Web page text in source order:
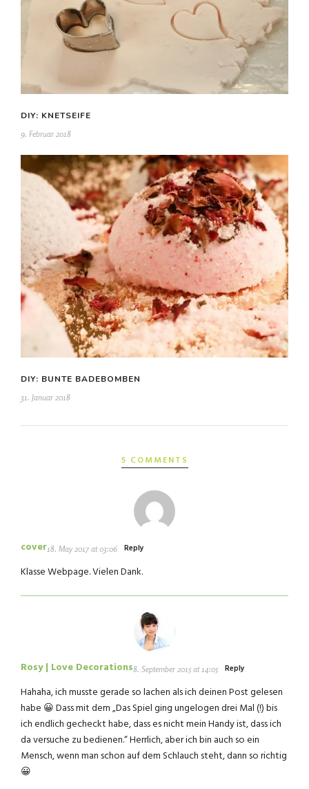
DIY: KNETSEIFE
9. Februar 2018
DIY: BUNTE BADEBOMBEN
31. Januar 2018
5 COMMENTS
cover18. May 2017 at 03:06 Reply
Klasse Webpage. Vielen Dank.
Rosy | Love Decorations8. September 2015 at 14:05 Reply
Hahaha, ich musste gerade so lachen als ich deinen Post gelesen
habe 😀 Dass mit dem „Das Spiel ging ungelogen drei Mal (!) bis
ich endlich gecheckt habe, dass es nicht mein Handy ist, dass ich
da versuche zu bedienen.“ Herrlich, aber ich bin auch so ein
Mensch, wenn man schon auf dem Schlauch steht, dann so richtig
😀